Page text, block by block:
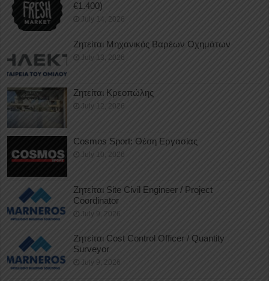
€1.400)
July 14, 2026
Ζητείται Μηχανικός Βαρέων Οχημάτων
July 13, 2026
Ζητείται Κρεοπώλης
July 12, 2026
Cosmos Sport: Θέση Εργασίας
July 10, 2026
Ζητείται Site Civil Engineer / Project
Coordinator
July 9, 2026
Ζητείται Cost Control Officer / Quantity
Surveyor
July 9, 2026